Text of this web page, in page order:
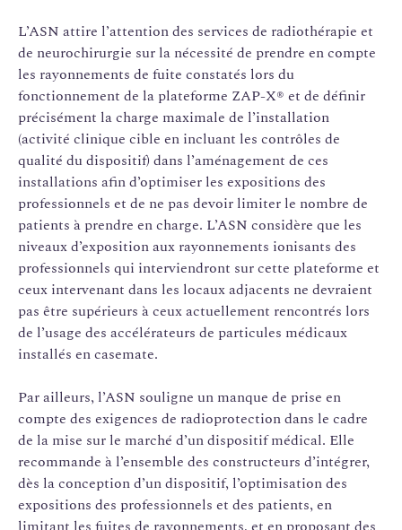
L’ASN attire l’attention des services de radiothérapie et
de neurochirurgie sur la nécessité de prendre en compte
les rayonnements de fuite constatés lors du
fonctionnement de la plateforme ZAP-X® et de définir
précisément la charge maximale de l’installation
(activité clinique cible en incluant les contrôles de
qualité du dispositif) dans l’aménagement de ces
installations afin d’optimiser les expositions des
professionnels et de ne pas devoir limiter le nombre de
patients à prendre en charge. L’ASN considère que les
niveaux d’exposition aux rayonnements ionisants des
professionnels qui interviendront sur cette plateforme et
ceux intervenant dans les locaux adjacents ne devraient
pas être supérieurs à ceux actuellement rencontrés lors
de l’usage des accélérateurs de particules médicaux
installés en casemate.
Par ailleurs, l’ASN souligne un manque de prise en
compte des exigences de radioprotection dans le cadre
de la mise sur le marché d’un dispositif médical. Elle
recommande à l’ensemble des constructeurs d’intégrer,
dès la conception d’un dispositif, l’optimisation des
expositions des professionnels et des patients, en